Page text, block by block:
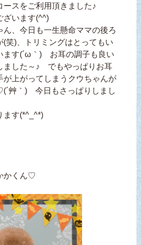
ースをご利用頂きました♪
ざいます(^^)
ん、今日も一生懸命ママの後ろ
(笑)、トリミングはとってもい
ます(´ω｀) お耳の調子も良い
ました～♪ でもやっぱりお耳
が上がってしまうクウちゃんが
艸｀) 今日もさっぱりしまし
ます(*^_^*)
かくん♡